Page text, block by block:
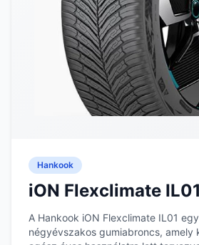
Hankook
iON Flexclimate IL01
A Hankook iON Flexclimate IL01
négyévszakos gumiabroncs, amely